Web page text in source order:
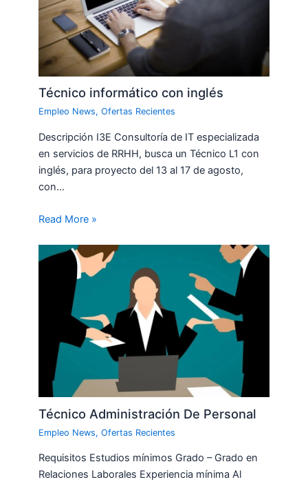
Técnico informático con inglés
Empleo News,Ofertas Recientes
Descripción I3E Consultoría de IT especializada
en servicios de RRHH, busca un Técnico L1 con
inglés, para proyecto del 13 al 17 de agosto,
con…
Read More »
Técnico Administración De Personal
Empleo News,Ofertas Recientes
Requisitos Estudios mínimos Grado – Grado en
Relaciones Laborales Experiencia mínima Al